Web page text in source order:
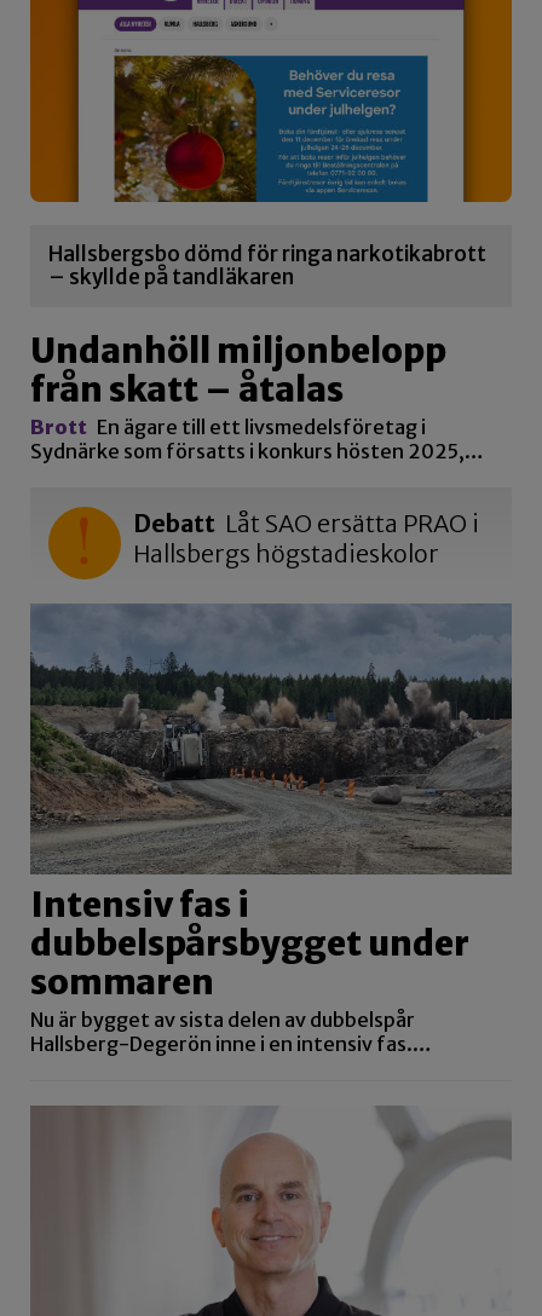
Hallsbergsbo dömd för ringa narkotikabrott
– skyllde på tandläkaren
Undanhöll miljonbelopp
från skatt – åtalas
Brott En ägare till ett livsmedelsföretag i
Sydnärke som försatts i konkurs hösten 2025,…
Debatt Låt SAO ersätta PRAO i
Hallsbergs högstadieskolor
Intensiv fas i
dubbelspårsbygget under
sommaren
Nu är bygget av sista delen av dubbelspår
Hallsberg-Degerön inne i en intensiv fas.…